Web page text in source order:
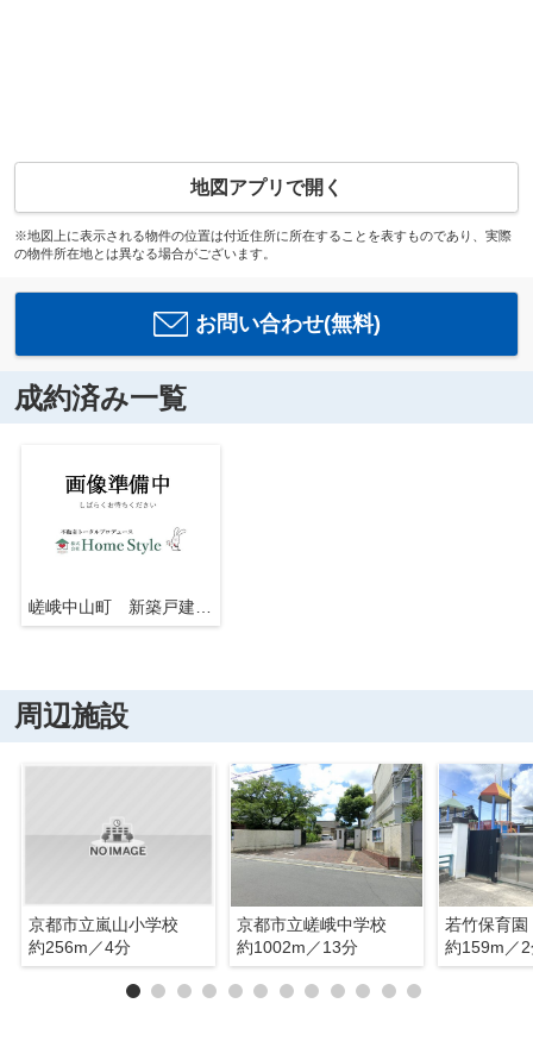
地図アプリで開く
※地図上に表示される物件の位置は付近住所に所在することを表すものであり、実際
の物件所在地とは異なる場合がございます。
お問い合わせ(無料)
成約済み一覧
周辺施設
京都市立嵐山小学校
約256m／4分
京都市立嵯峨中学校
約1002m／13分
若竹保育園
約159m／